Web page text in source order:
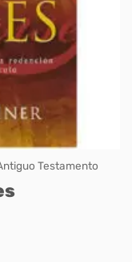
Testamento